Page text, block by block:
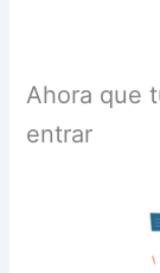
Ahora que
entrar